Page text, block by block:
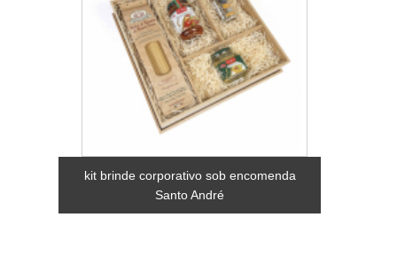
kit brinde corporativo sob encomenda
Santo André